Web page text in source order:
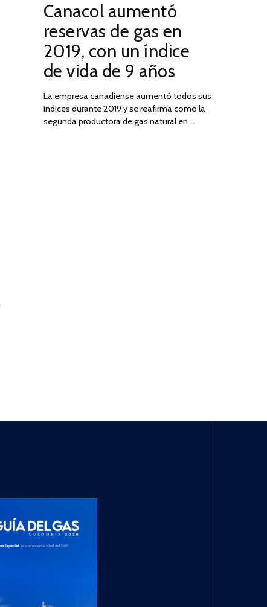
ON
2025
Canacol aumentó
reservas de gas en
2019, con un índice
de vida de 9 años
La empresa canadiense aumentó todos sus
índices durante 2019 y se reafirma como la
segunda productora de gas natural en …